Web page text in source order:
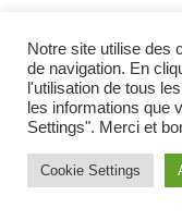
Notre site utilise des
de navigation. En
l'utilisation de tous
les informations que
Settings". Merci et
Cookie Settings